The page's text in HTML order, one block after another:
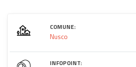
COMUNE:
Nusco
INFOPOINT: